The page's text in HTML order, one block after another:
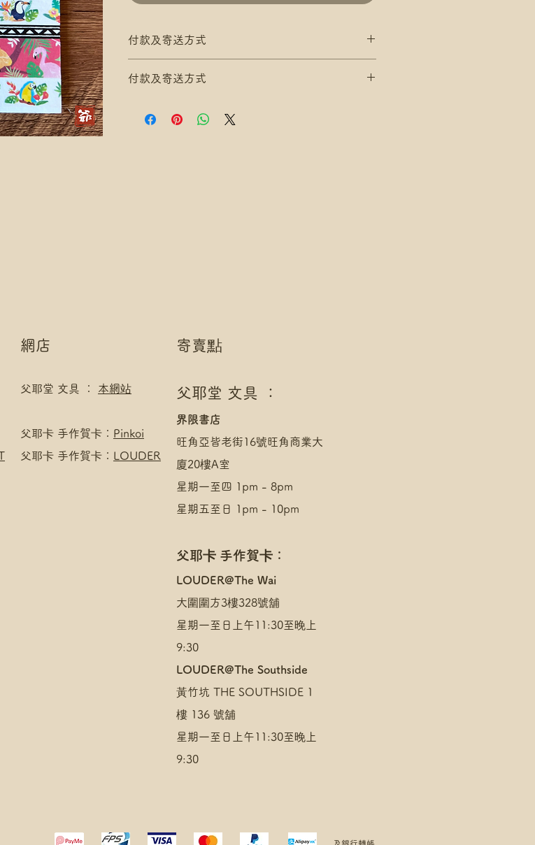
付款及寄送方式
滿$300 免 香港郵政 易寄取 運費
/ 尚德郵政局)
付款及寄送方式
滿$300 免 香港郵政 易寄取 運費
網店 寄賣點
父耶堂 文具 ： 本網站
​父耶卡 手作賀卡： Pinkoi
父耶卡 手作賀卡： LOUDER
父耶堂 文具 ：
界限書店
旺角亞皆老街16號旺角商業大
廈20樓A室
星期一至四 1pm - 8pm
星期五至日 1pm - 10pm
父耶卡 手作賀卡：
​LOUDER@The Wai
大圍圍方3樓328號舖
星期一至日上午11:30至晚上
9:30
LOUDER@The Southside
黃竹坑 THE SOUTHSIDE 1
樓 136 號舖
星期一至日上午11:30至晚上
9:30